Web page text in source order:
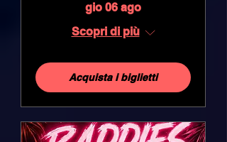
gio 06 ago
Scopri di più
Acquista i biglietti